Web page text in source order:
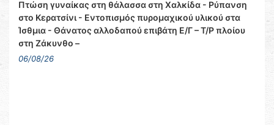
Πτώση γυναίκας στη θάλασσα στη Χαλκίδα - Ρύπανση
στο Κερατσίνι - Εντοπισμός πυρομαχικού υλικού στα
Ίσθμια - Θάνατος αλλοδαπού επιβάτη Ε/Γ – Τ/Ρ πλοίου
στη Ζάκυνθο –
06/08/26